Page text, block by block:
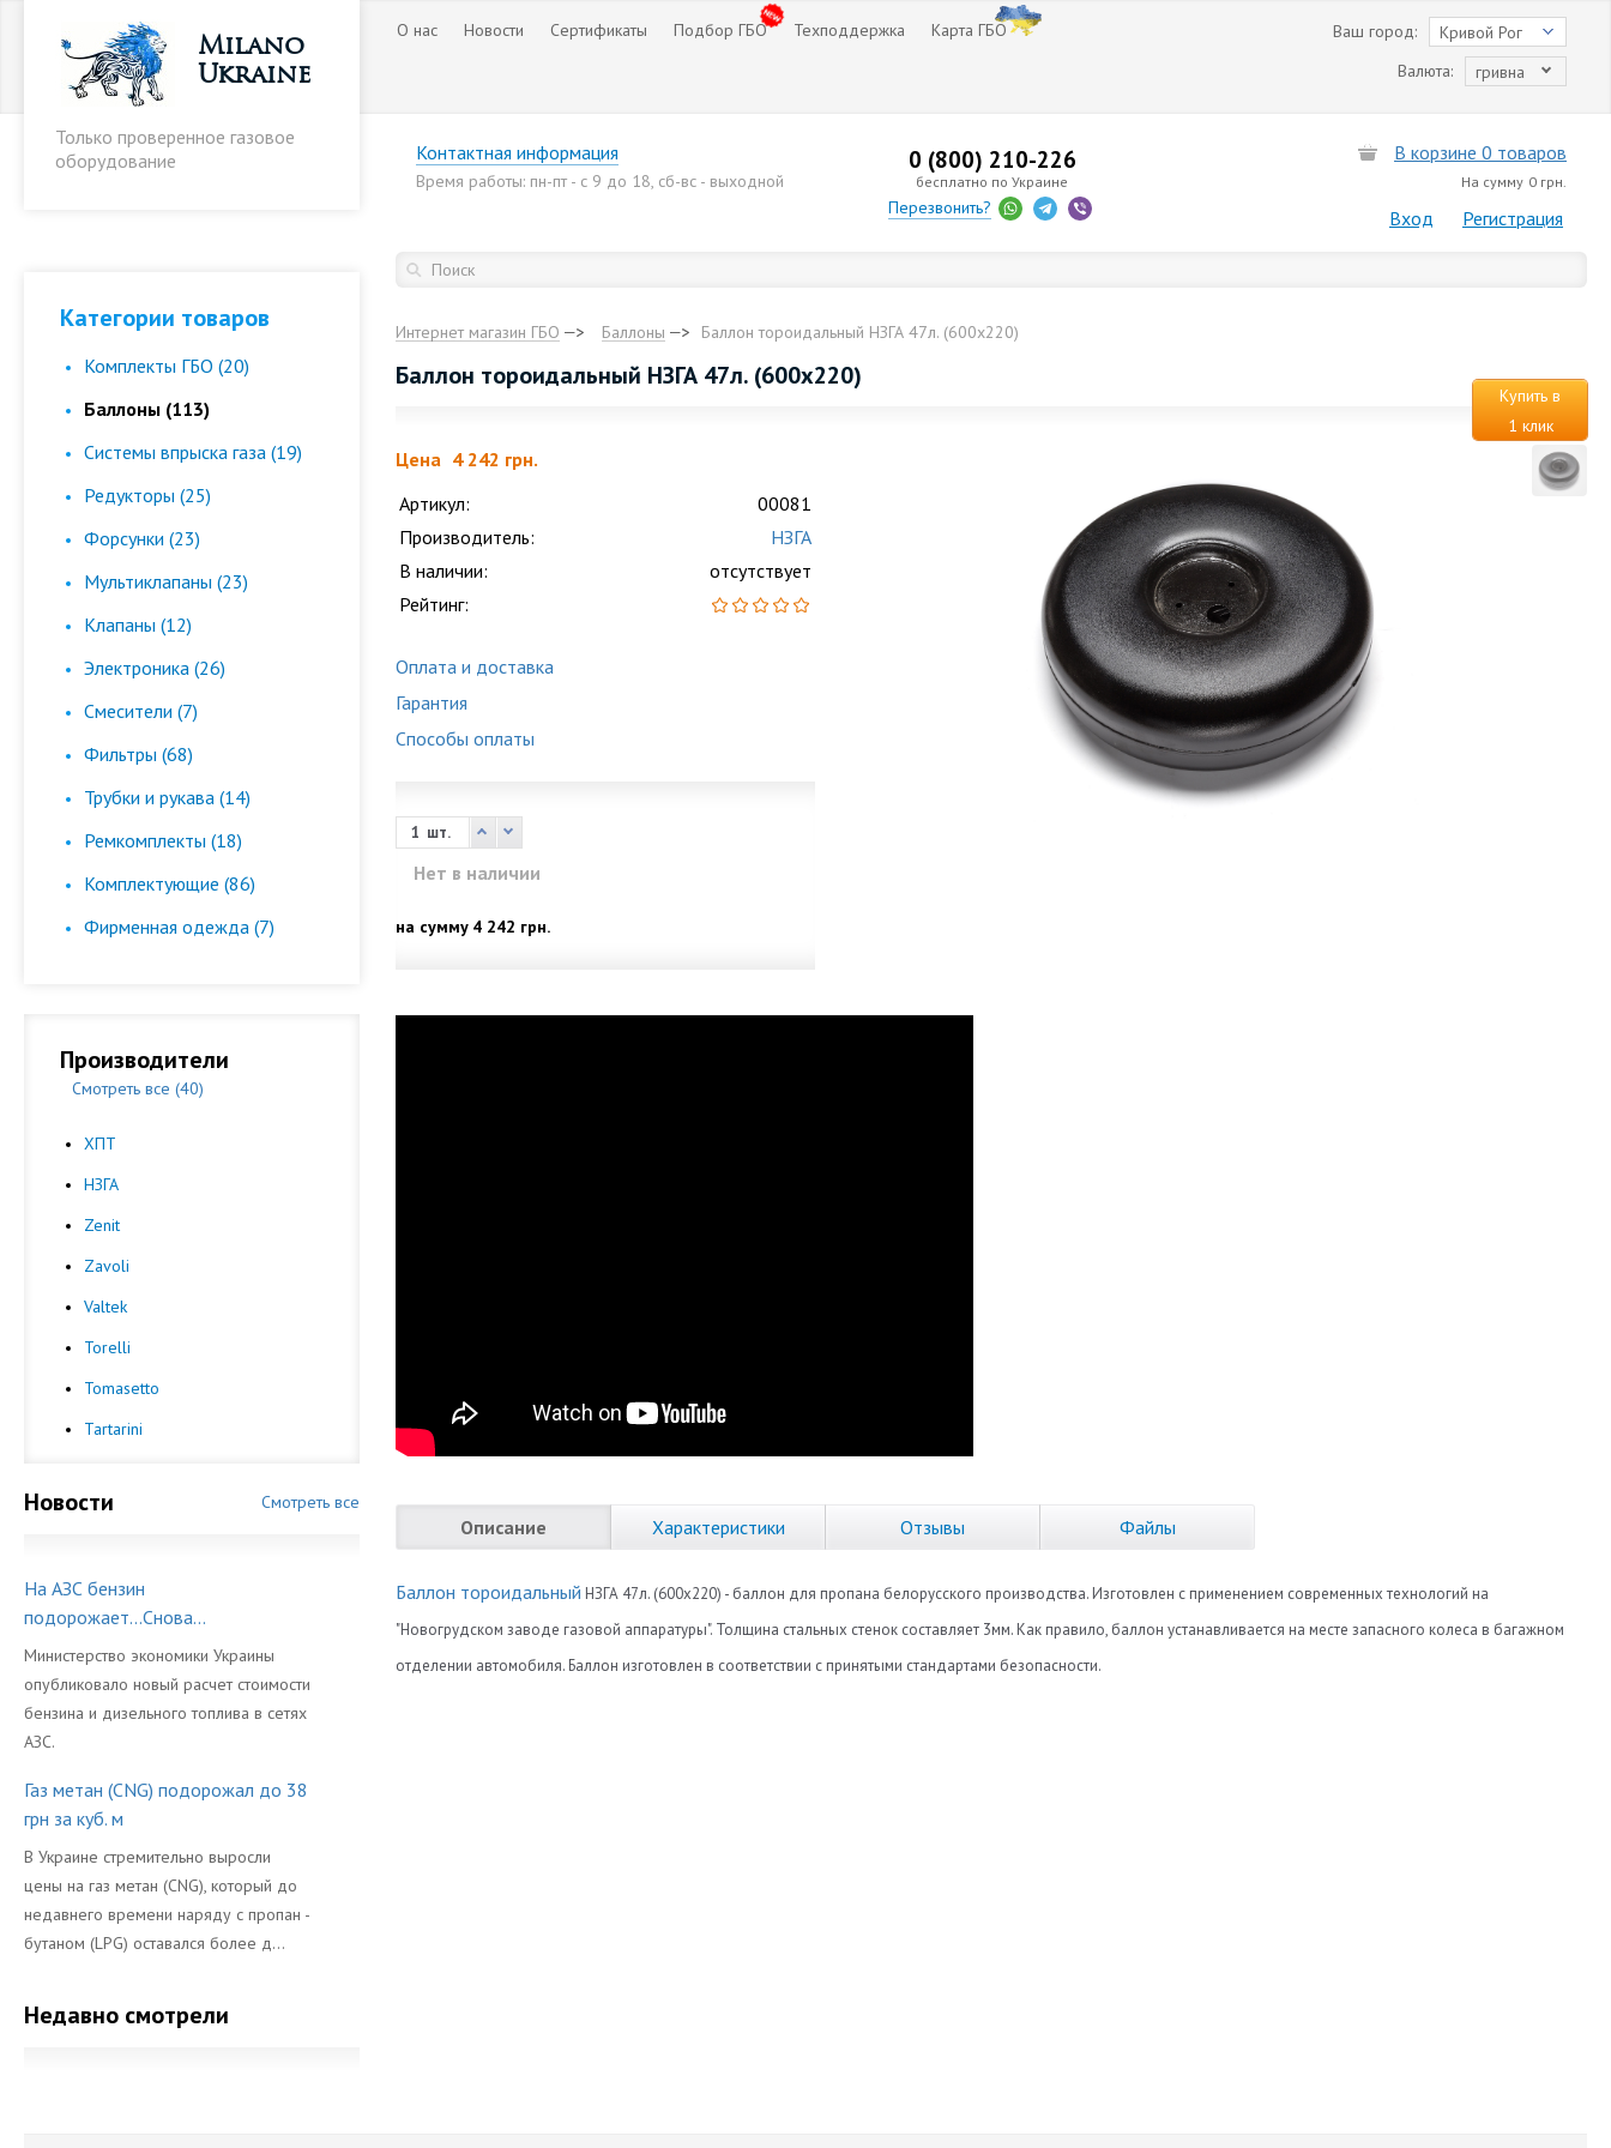
Milano
Ukraine
Только проверенное газовое
оборудование
О нас Новости Сертификаты Подбор ГБО Техподдержка Карта ГБО Кривой Рог
Ваш город:
гривна
Валюта:
Контактная информация
Время работы: пн-пт - с 9 до 18, сб-вс - выходной
0 (800) 210-226
бесплатно по Украине
Перезвонить?
В корзине 0 товаров
На сумму 0 грн.
Вход Регистрация
Категории товаров
Комплекты ГБО (20)
Баллоны (113)
Cистемы впрыска газа (19)
Редукторы (25)
Форсунки (23)
Мультиклапаны (23)
Клапаны (12)
Электроника (26)
Смесители (7)
Фильтры (68)
Трубки и рукава (14)
Ремкомплекты (18)
Комплектующие (86)
Фирменная одежда (7)
Производители
Смотреть все (40)
ХПТ
НЗГА
Zenit
Zavoli
Valtek
Torelli
Tomasetto
Tartarini
Новости Смотреть все
На АЗС бензин
подорожает...Снова...
Министерство экономики Украины
опубликовало новый расчет стоимости
бензина и дизельного топлива в сетях
АЗС.
Газ метан (CNG) подорожал до 38
грн за куб. м
В Украине стремительно выросли
цены на газ метан (CNG), который до
недавнего времени наряду с пропан -
бутаном (LPG) оставался более д...
Недавно смотрели
Интернет магазин ГБО Баллоны Баллон тороидальный НЗГА 47л. (600х220)
Баллон тороидальный НЗГА 47л. (600х220)
Купить в
1 клик
Цена 4 242 грн.
Артикул:
00081
Производитель:
НЗГА
В наличии:
отсутствует
Рейтинг:
Оплата и доставка
Гарантия
Способы оплаты
шт.
Нет в наличии
на сумму 4 242 грн.
Описание Характеристики Отзывы Файлы
Баллон тороидальный НЗГА 47л. (600х220) - баллон для пропана белорусского производства. Изготовлен с применением современных технологий на
"Новогрудском заводе газовой аппаратуры". Толщина стальных стенок составляет 3мм. Как правило, баллон устанавливается на месте запасного колеса в багажном
отделении автомобиля. Баллон изготовлен в соответствии с принятыми стандартами безопасности.